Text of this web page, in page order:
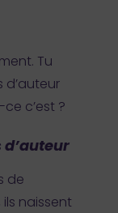
Tu
c’est ?
de
naissent